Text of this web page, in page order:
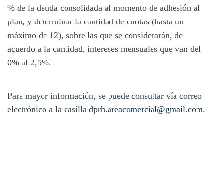
% de la deuda consolidada al momento de adhesión al
plan, y determinar la cantidad de cuotas (hasta un
máximo de 12), sobre las que se considerarán, de
acuerdo a la cantidad, intereses mensuales que van del
0% al 2,5%.
Para mayor información, se puede consultar vía correo
electrónico a la casilla dprh.areacomercial@gmail.com.